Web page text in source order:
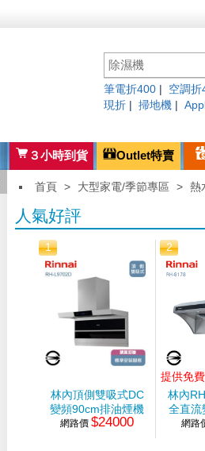
筆電折400 空調折
現折
掃地機
３小時到貨 Outlet特賣
首頁 > 大型家電/季節專區 > 熱
人氣好評
1
林內頂側雙吸式DC
變頻90cm排油煙機
網路價$24000
2
提供免
林內
全直流
網路